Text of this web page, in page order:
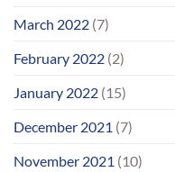
March 2022 (7)
February 2022 (2)
January 2022 (15)
December 2021 (7)
November 2021 (10)